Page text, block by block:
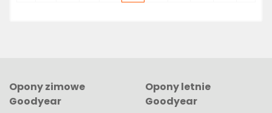
Opony zimowe
Goodyear
Opony letnie
Goodyear